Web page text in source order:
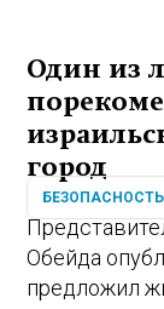
Один из
город
БЕЗОПАСНОСТЬ
Обейда
предложил